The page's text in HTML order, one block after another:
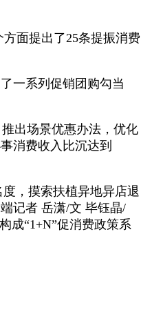
面提出了25条提振消费
一系列促销团购勾当
出场景优惠办法，优化
消费收入比沉达到
，摸索扶植异地异店退
记者 岳潇/文 毕钰晶/
成“1+N”促消费政策系